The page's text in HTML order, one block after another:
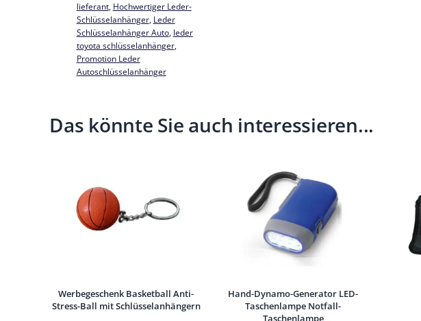
lieferant, Hochwertiger Leder-
Schlüsselanhänger, Leder
Schlüsselanhänger Auto, leder
toyota schlüsselanhänger,
Promotion Leder
Autoschlüsselanhänger
Das könnte Sie auch interessieren...
Werbegeschenk Basketball Anti-
Stress-Ball mit Schlüsselanhängern
Hand-Dynamo-Generator LED-
Taschenlampe Notfall-
Taschenlampe